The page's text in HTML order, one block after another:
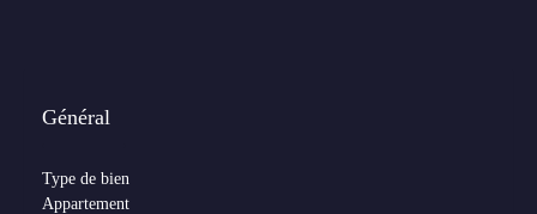
Général
Type de bien
Appartement